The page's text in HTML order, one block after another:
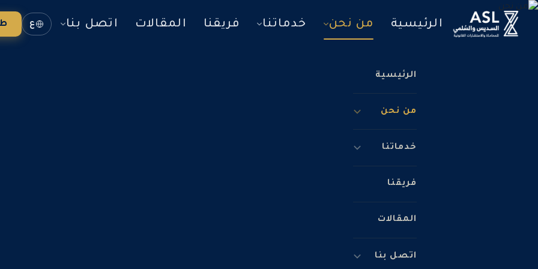
الرئيسية من نحن خدماتنا فريقنا المقالات اتصل بنا ع
الرئيسية
من نحن
خدماتنا
فريقنا
المقالات
اتصل بنا